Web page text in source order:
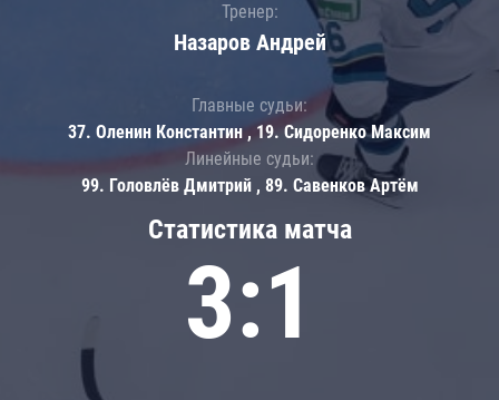
Статистика матча
3:1
Тренер:
Назаров Андрей
Главные судьи:
37. Оленин Константин , 19. Сидоренко Максим
Линейные судьи:
99. Головлёв Дмитрий , 89. Савенков Артём